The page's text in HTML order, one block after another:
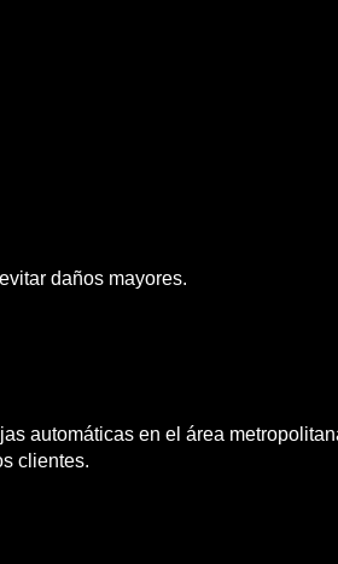
daños mayores.
automáticas en el área
clientes.